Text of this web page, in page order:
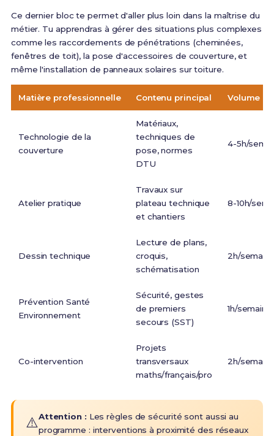
Ce dernier bloc te permet d'aller plus loin dans la maîtrise du
métier. Tu apprendras à gérer des situations plus complexes
comme les raccordements de pénétrations (cheminées,
fenêtres de toit), la pose d'accessoires de couverture, et
même l'installation de panneaux solaires sur toiture.
Matière professionnelle Contenu principal Volume
Technologie de la
couverture
Matériaux,
techniques de
pose, normes
DTU
4-5h/
Atelier pratique
Travaux sur
plateau technique
et chantiers
8-10h/
Dessin technique
Lecture de plans,
croquis,
schématisation
2h/
Prévention Santé
Environnement
Sécurité, gestes
de premiers
secours (SST)
1h/semaine
Co-intervention
Projets
transversaux
maths/français/pro
2h/
⚠️Attention : Les règles de sécurité sont aussi au
programme : interventions à proximité des réseaux